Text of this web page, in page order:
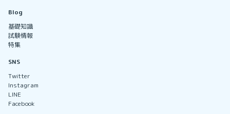
Blog
基礎知識
試験情報
特集
SNS
Twitter
Instagram
LINE
Facebook